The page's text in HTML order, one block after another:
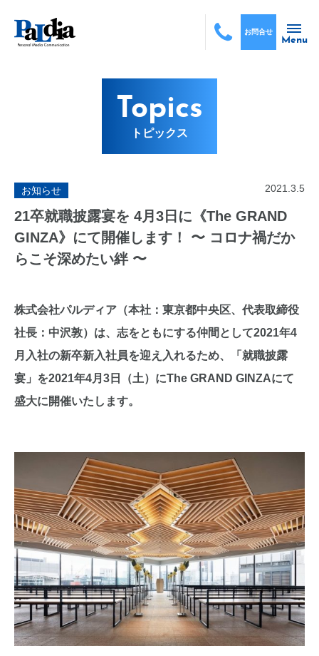
Menu
お問合せ
Topics
トピックス
お知らせ 2021.3.5
21卒就職披露宴を 4月3日に《The GRAND
GINZA》にて開催します！ 〜 コロナ禍だか
らこそ深めたい絆 〜
株式会社パルディア（本社：東京都中央区、代表取締役
社長：中沢敦）は、志をともにする仲間として2021年4
月入社の新卒新入社員を迎え入れるため、「就職披露
宴」を2021年4月3日（土）にThe GRAND GINZAにて
盛大に開催いたします。